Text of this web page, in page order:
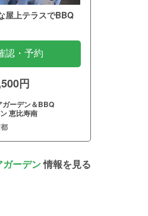
屋上テラスでBBQ
認・予約
円
ガーデン＆BBQ
恵比寿南
ガーデン情報を見る